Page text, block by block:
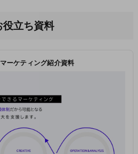
役立ち資料
ーケティング紹介資料